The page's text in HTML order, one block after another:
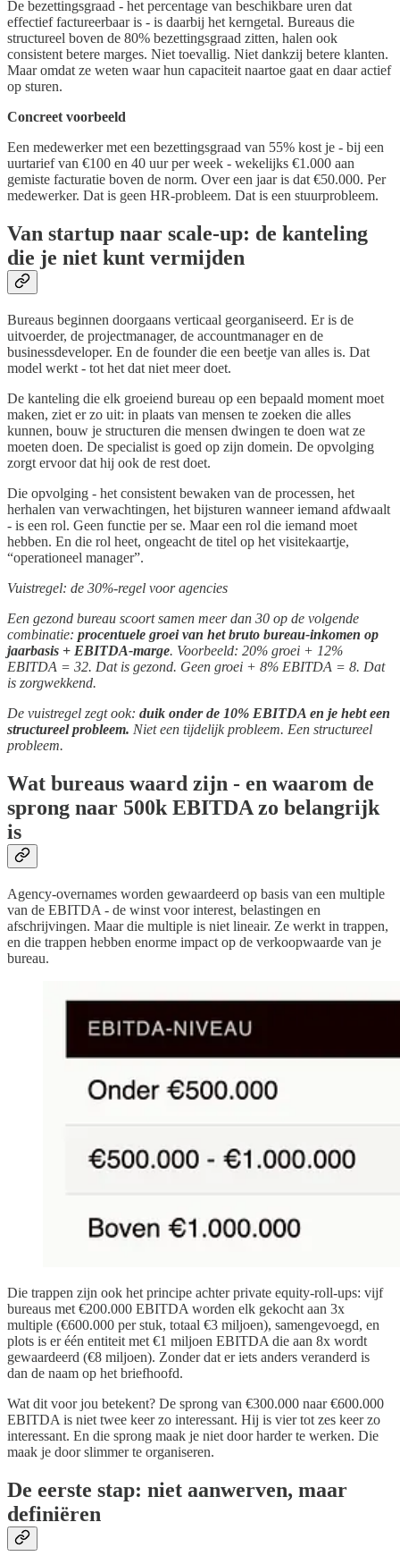
De bezettingsgraad - het percentage van beschikbare uren dat
effectief factureerbaar is - is daarbij het kerngetal. Bureaus die
structureel boven de 80% bezettingsgraad zitten, halen ook
consistent betere marges. Niet toevallig. Niet dankzij betere klanten.
Maar omdat ze weten waar hun capaciteit naartoe gaat en daar actief
op sturen.
Concreet voorbeeld
Een medewerker met een bezettingsgraad van 55% kost je - bij een
uurtarief van €100 en 40 uur per week - wekelijks €1.000 aan
gemiste facturatie boven de norm. Over een jaar is dat €50.000. Per
medewerker. Dat is geen HR-probleem. Dat is een stuurprobleem.
Van startup naar scale-up: de kanteling
die je niet kunt vermijden
Bureaus beginnen doorgaans verticaal georganiseerd. Er is de
uitvoerder, de projectmanager, de accountmanager en de
businessdeveloper. En de founder die een beetje van alles is. Dat
model werkt - tot het dat niet meer doet.
De kanteling die elk groeiend bureau op een bepaald moment moet
maken, ziet er zo uit: in plaats van mensen te zoeken die alles
kunnen, bouw je structuren die mensen dwingen te doen wat ze
moeten doen. De specialist is goed op zijn domein. De opvolging
zorgt ervoor dat hij ook de rest doet.
Die opvolging - het consistent bewaken van de processen, het
herhalen van verwachtingen, het bijsturen wanneer iemand afdwaalt
- is een rol. Geen functie per se. Maar een rol die iemand moet
hebben. En die rol heet, ongeacht de titel op het visitekaartje,
“operationeel manager”.
Vuistregel: de 30%-regel voor agencies
Een gezond bureau scoort samen meer dan 30 op de volgende
combinatie: procentuele groei van het bruto bureau-inkomen op
jaarbasis + EBITDA-marge. Voorbeeld: 20% groei + 12%
EBITDA = 32. Dat is gezond. Geen groei + 8% EBITDA = 8. Dat
is zorgwekkend.
De vuistregel zegt ook: duik onder de 10% EBITDA en je hebt een
structureel probleem. Niet een tijdelijk probleem. Een structureel
probleem.
Wat bureaus waard zijn - en waarom de
sprong naar 500k EBITDA zo belangrijk
is
Agency-overnames worden gewaardeerd op basis van een multiple
van de EBITDA - de winst voor interest, belastingen en
afschrijvingen. Maar die multiple is niet lineair. Ze werkt in trappen,
en die trappen hebben enorme impact op de verkoopwaarde van je
bureau.
Die trappen zijn ook het principe achter private equity-roll-ups: vijf
bureaus met €200.000 EBITDA worden elk gekocht aan 3x
multiple (€600.000 per stuk, totaal €3 miljoen), samengevoegd, en
plots is er één entiteit met €1 miljoen EBITDA die aan 8x wordt
gewaardeerd (€8 miljoen). Zonder dat er iets anders veranderd is
dan de naam op het briefhoofd.
Wat dit voor jou betekent? De sprong van €300.000 naar €600.000
EBITDA is niet twee keer zo interessant. Hij is vier tot zes keer zo
interessant. En die sprong maak je niet door harder te werken. Die
maak je door slimmer te organiseren.
De eerste stap: niet aanwerven, maar
definiëren